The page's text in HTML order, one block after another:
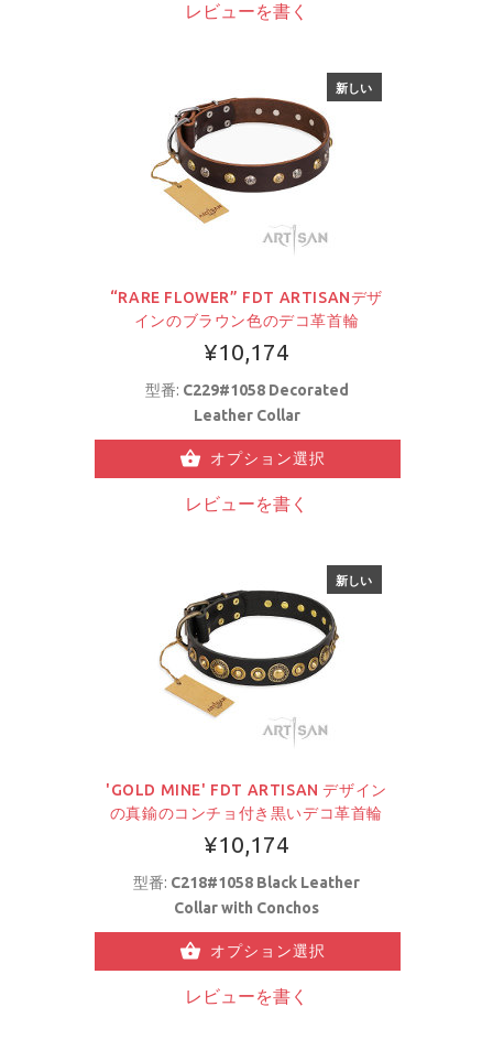
レビューを書く
新しい
“RARE FLOWER” FDT ARTISANデザ
インのブラウン色のデコ革首輪
¥10,174
型番: C229#1058 Decorated
Leather Collar
オプション選択
レビューを書く
新しい
'GOLD MINE' FDT ARTISAN デザイン
の真鍮のコンチョ付き黒いデコ革首輪
¥10,174
型番: C218#1058 Black Leather
Collar with Conchos
オプション選択
レビューを書く